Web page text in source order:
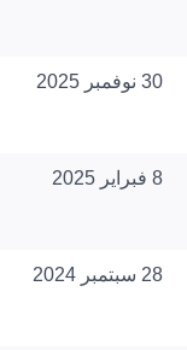
30 نوفمبر 2025
8 فبراير 2025
28 سبتمبر 2024